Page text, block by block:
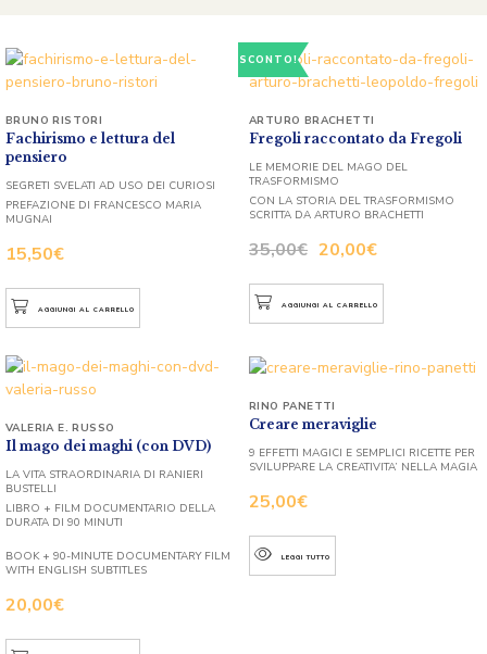
Fachirismo e lettura del
pensiero
15,50€
BRUNO RISTORI
SEGRETI SVELATI AD USO DEI CURIOSI
PREFAZIONE DI FRANCESCO MARIA
MUGNAI
AGGIUNGI AL CARRELLO
SCONTO!
Fregoli raccontato da Fregoli
35,00€ 20,00€
ARTURO BRACHETTI
LE MEMORIE DEL MAGO DEL
TRASFORMISMO
CON LA STORIA DEL TRASFORMISMO
SCRITTA DA ARTURO BRACHETTI
AGGIUNGI AL CARRELLO
Il mago dei maghi (con DVD)
20,00€
VALERIA E. RUSSO
LA VITA STRAORDINARIA DI RANIERI
BUSTELLI
LIBRO + FILM DOCUMENTARIO DELLA
DURATA DI 90 MINUTI
BOOK + 90-MINUTE DOCUMENTARY FILM
WITH ENGLISH SUBTITLES
Creare meraviglie
25,00€
RINO PANETTI
9 EFFETTI MAGICI E SEMPLICI RICETTE PER
SVILUPPARE LA CREATIVITA’ NELLA MAGIA
LEGGI TUTTO